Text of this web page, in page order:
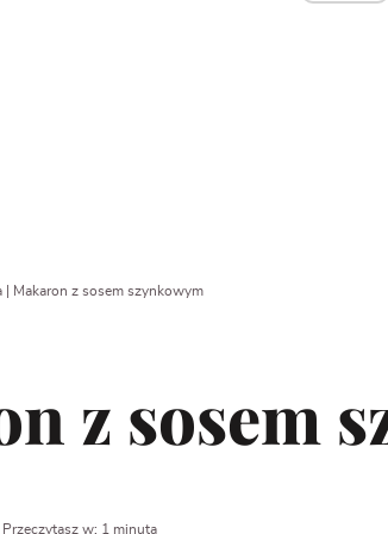
| Makaron z sosem szynkowym
z sosem
Przeczytasz w: 1 minuta